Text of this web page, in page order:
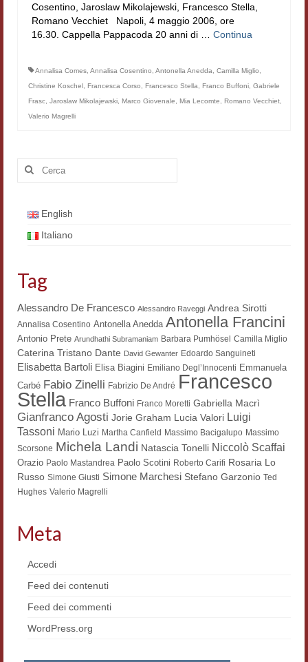
Cosentino, Jaroslaw Mikolajewski, Francesco Stella,
Romano Vecchiet Napoli, 4 maggio 2006, ore
16.30. Cappella Pappacoda 20 anni di … Continua
Annalisa Comes Annalisa Cosentino Antonella Anedda Camilla Miglio
Christine Koschel Francesca Corso Francesco Stella Franco Buffoni Gabriele
Frasc Jaroslaw Mikolajewski Marco Giovenale Mia Lecomte Romano Vecchiet
Valerio Magrelli
Cerca:
English
Italiano
Tag
Alessandro De Francesco Alessandro Raveggi Andrea Sirotti
Annalisa Cosentino Antonella Anedda Antonella Francini
Antonio Prete Arundhathi Subramaniam Barbara Pumhösel Camilla Miglio
Caterina Tristano Dante David Gewanter Edoardo Sanguineti
Elisabetta Bartoli Elisa Biagini Emiliano Degl’Innocenti Emmanuela
Carbé Fabio Zinelli Fabrizio De André Francesco
Stella Franco Buffoni Franco Moretti Gabriella Macrì
Gianfranco Agosti Jorie Graham Lucia Valori Luigi
Tassoni Mario Luzi Martha Canfield Massimo Bacigalupo Massimo
Scorsone Michela Landi Natascia Tonelli Niccolò Scaffai
Orazio Paolo Mastandrea Paolo Scotini Roberto Carifi Rosaria Lo
Russo Simone Giusti Simone Marchesi Stefano Garzonio Ted
Hughes Valerio Magrelli
Meta
Accedi
Feed dei contenuti
Feed dei commenti
WordPress.org